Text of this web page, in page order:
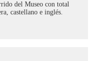
del Museo con total
castellano e inglés.